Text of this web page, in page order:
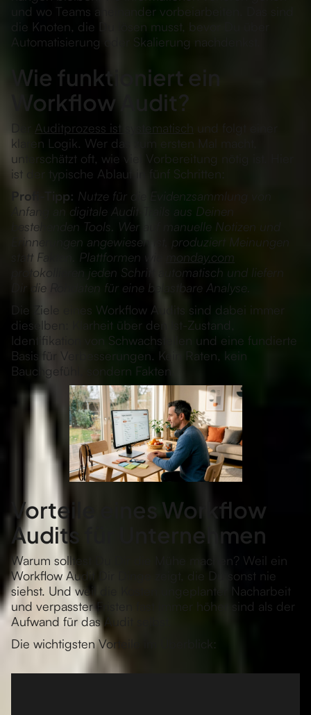
und wo Teams aneinander vorbeiarbeiten. Das sind
die Knoten, die Du lösen musst, bevor Du über
Automatisierung oder Skalierung nachdenkst.
Wie funktioniert ein
Workflow Audit?
Auditprozess ist systematisch und folgt einer
klaren Logik. Wer das zum ersten Mal macht,
unterschätzt oft, wie viel Vorbereitung nötig ist. Hier
ist der typische Ablauf in fünf Schritten:
Profi-Tipp: Nutze für die Evidenzsammlung von
Anfang an digitale Audit-Trails aus Deinen
bestehenden Tools. Wer auf manuelle Notizen und
Erinnerungen angewiesen ist, produziert Meinungen
statt Fakten. Plattformen wie
monday.com
protokollieren jeden Schritt automatisch und liefern
Dir die Rohdaten für eine belastbare Analyse.
Die Ziele eines Workflow Audits sind dabei immer
dieselben: Klarheit über den Ist-Zustand,
Identifikation von Schwachstellen und eine fundierte
Basis für Verbesserungen. Kein Raten, kein
Bauchgefühl, sondern Fakten.
Vorteile eines Workflow
Audits für Unternehmen
Warum solltest Du Dir die Mühe machen? Weil ein
Workflow Audit Dir Dinge zeigt, die Du sonst nie
siehst. Und weil die Kosten ungeplanter Nacharbeit
und verpasster Fristen fast immer höher sind als der
Aufwand für das Audit selbst.
Die wichtigsten Vorteile im Überblick: